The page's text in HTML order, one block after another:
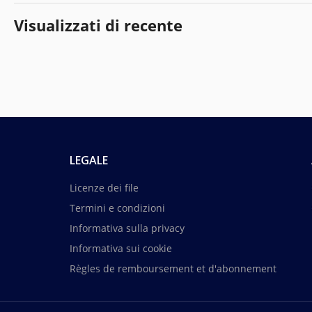
Visualizzati di recente
LEGALE
Licenze dei file
Termini e condizioni
Informativa sulla privacy
Informativa sui cookie
Règles de remboursement et d'abonnement